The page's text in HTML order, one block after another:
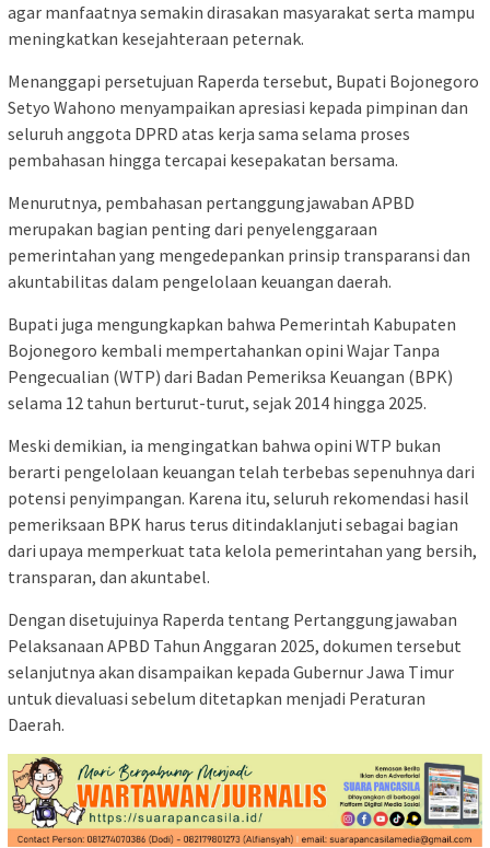
agar manfaatnya semakin dirasakan masyarakat serta mampu
meningkatkan kesejahteraan peternak.
Menanggapi persetujuan Raperda tersebut, Bupati Bojonegoro
Setyo Wahono menyampaikan apresiasi kepada pimpinan dan
seluruh anggota DPRD atas kerja sama selama proses
pembahasan hingga tercapai kesepakatan bersama.
Menurutnya, pembahasan pertanggungjawaban APBD
merupakan bagian penting dari penyelenggaraan
pemerintahan yang mengedepankan prinsip transparansi dan
akuntabilitas dalam pengelolaan keuangan daerah.
Bupati juga mengungkapkan bahwa Pemerintah Kabupaten
Bojonegoro kembali mempertahankan opini Wajar Tanpa
Pengecualian (WTP) dari Badan Pemeriksa Keuangan (BPK)
selama 12 tahun berturut-turut, sejak 2014 hingga 2025.
Meski demikian, ia mengingatkan bahwa opini WTP bukan
berarti pengelolaan keuangan telah terbebas sepenuhnya dari
potensi penyimpangan. Karena itu, seluruh rekomendasi hasil
pemeriksaan BPK harus terus ditindaklanjuti sebagai bagian
dari upaya memperkuat tata kelola pemerintahan yang bersih,
transparan, dan akuntabel.
Dengan disetujuinya Raperda tentang Pertanggungjawaban
Pelaksanaan APBD Tahun Anggaran 2025, dokumen tersebut
selanjutnya akan disampaikan kepada Gubernur Jawa Timur
untuk dievaluasi sebelum ditetapkan menjadi Peraturan
Daerah.